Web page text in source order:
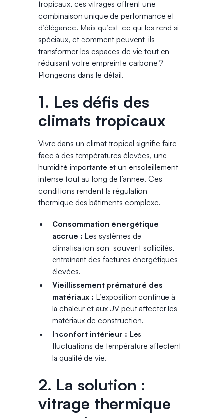
tropicaux, ces vitrages offrent une
combinaison unique de performance et
d’élégance. Mais qu’est-ce qui les rend si
spéciaux, et comment peuvent-ils
transformer les espaces de vie tout en
réduisant votre empreinte carbone ?
Plongeons dans le détail.
1. Les défis des
climats tropicaux
Vivre dans un climat tropical signifie faire
face à des températures élevées, une
humidité importante et un ensoleillement
intense tout au long de l’année. Ces
conditions rendent la régulation
thermique des bâtiments complexe.
Consommation énergétique
accrue : Les systèmes de
climatisation sont souvent sollicités,
entraînant des factures énergétiques
élevées.
Vieillissement prématuré des
matériaux : L’exposition continue à
la chaleur et aux UV peut affecter les
matériaux de construction.
Inconfort intérieur : Les
fluctuations de température affectent
la qualité de vie.
2. La solution :
vitrage thermique